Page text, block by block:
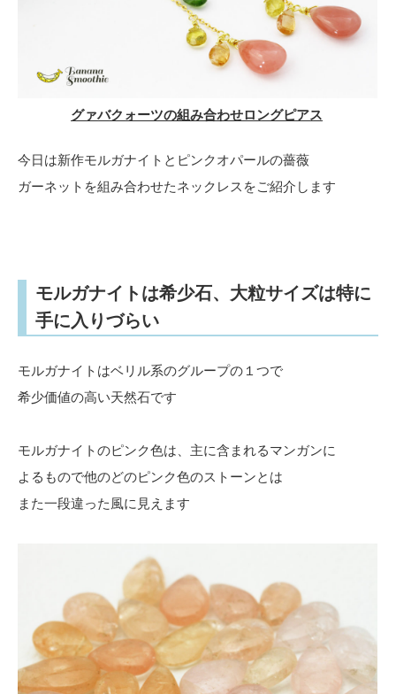
グァバクォーツの組み合わせロングピアス
今日は新作モルガナイトとピンクオパールの薔薇
ガーネットを組み合わせたネックレスをご紹介します
モルガナイトは希少石、大粒サイズは特に
手に入りづらい
モルガナイトはベリル系のグループの１つで
希少価値の高い天然石です
モルガナイトのピンク色は、主に含まれるマンガンに
よるもので他のどのピンク色のストーンとは
また一段違った風に見えます